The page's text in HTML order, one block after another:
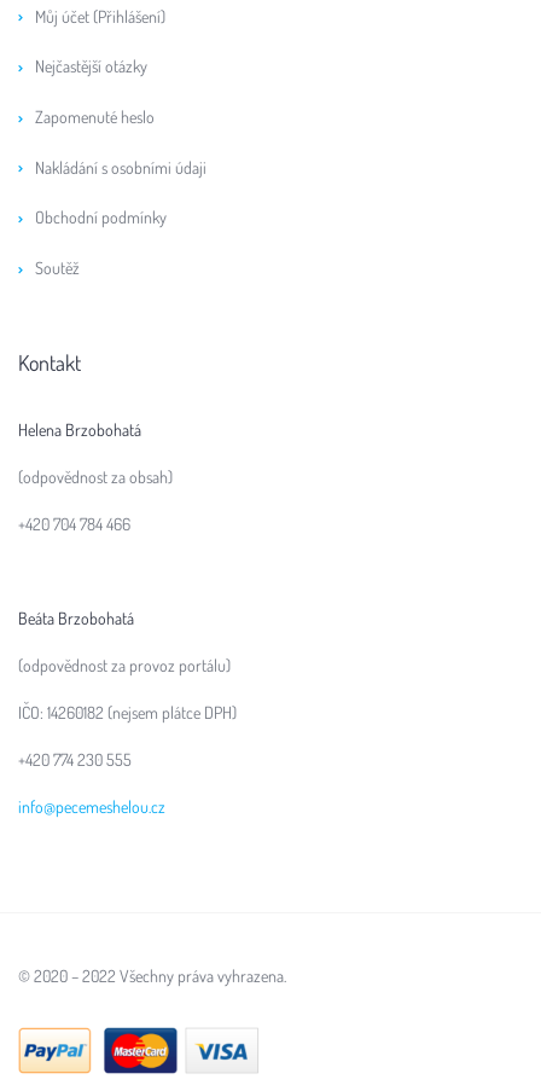
Můj účet (Přihlášení)
Nejčastější otázky
Zapomenuté heslo
Nakládání s osobními údaji
Obchodní podmínky
Soutěž
Kontakt
Helena Brzobohatá
(odpovědnost za obsah)
+420 704 784 466
Beáta Brzobohatá
(odpovědnost za provoz portálu)
IČO: 14260182 (nejsem plátce DPH)
+420 774 230 555
info@pecemeshelou.cz
© 2020 – 2022 Všechny práva vyhrazena.